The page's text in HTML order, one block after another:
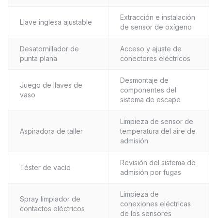
Llave inglesa ajustable
Extracción e instalación
de sensor de oxígeno
Desatornillador de
punta plana
Acceso y ajuste de
conectores eléctricos
Juego de llaves de
vaso
Desmontaje de
componentes del
sistema de escape
Aspiradora de taller
Limpieza de sensor de
temperatura del aire de
admisión
Téster de vacío
Revisión del sistema de
admisión por fugas
Spray limpiador de
contactos eléctricos
Limpieza de
conexiones eléctricas
de los sensores